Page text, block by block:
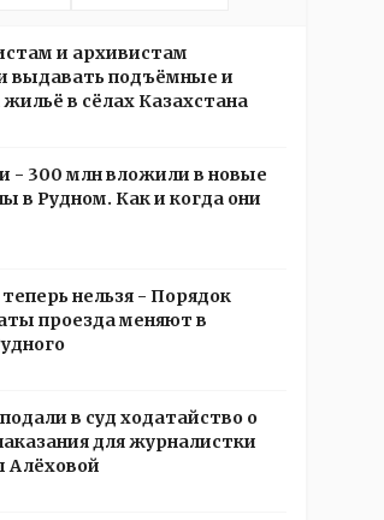
кондиционеры, питьевой и
погодные условия в это лето.
- противоречие. Вы считаете
и архивистам
выдавать подъёмные и
в сёлах Казахстана
- 300 млн вложили в новые
в Рудном. Как и когда они
нельзя - Порядок
проезда меняют в
в суд ходатайство о
для журналистки
Алёховой